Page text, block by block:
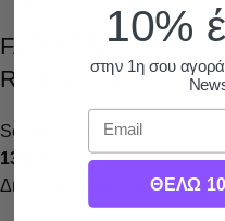
FARMSTAY –
Rolling Eye Serum
Serums & Οροί
13,80
Διαβάστε περισσότερα
10%
στην 1η σου
Email
ΘΕΛΩ